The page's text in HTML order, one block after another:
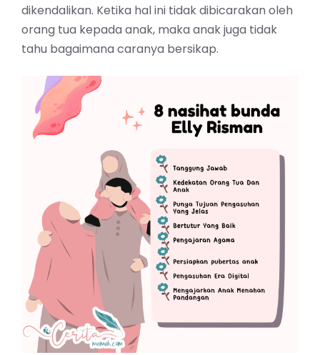
dikendalikan. Ketika hal ini tidak dibicarakan oleh
orang tua kepada anak, maka anak juga tidak
tahu bagaimana caranya bersikap.